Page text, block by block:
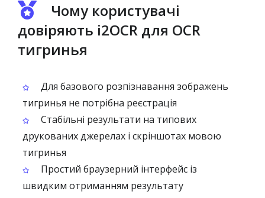
Чому користувачі
довіряють i2OCR для OCR
тигринья
Для базового розпізнавання зображень
тигринья не потрібна реєстрація
Стабільні результати на типових
друкованих джерелах і скріншотах мовою
тигринья
Простий браузерний інтерфейс із
швидким отриманням результату